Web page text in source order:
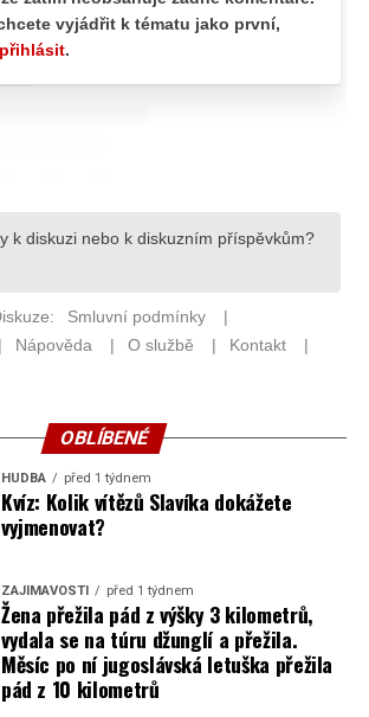
OBLÍBENÉ
HUDBA před 1 týdnem
Kvíz: Kolik vítězů Slavíka dokážete
vyjmenovat?
ZAJÍMAVOSTI před 1 týdnem
Žena přežila pád z výšky 3 kilometrů,
vydala se na túru džunglí a přežila.
Měsíc po ní jugoslávská letuška přežila
pád z 10 kilometrů